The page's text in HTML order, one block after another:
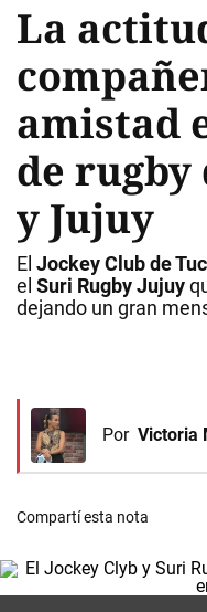
La
amistad
de rugby
y Jujuy
El Jockey Club de
el Suri Rugby Jujuy
dejando un gran
Por Victoria
Compartí esta nota